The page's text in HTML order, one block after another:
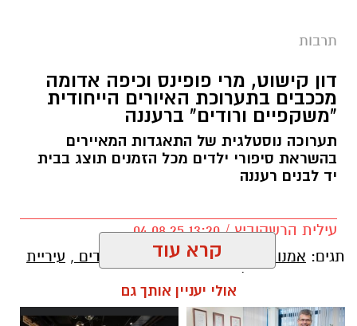
תרבות
דון קישוט, מרי פופינס וכיפה אדומה
מככבים בתערוכת האיורים הייחודית
"משקפיים ורודים" ברעננה
תערוכה נוסטלגית של התאגדות המאיירים
בהשראת סיפורי ילדים מכל הזמנים תוצג בבית
יד לבנים רעננה
עילית הרשקוביץ / 13:20 04.08.25
תגים: אמנות גלריית אמנות סיפורי ילדים , עיריית
בית יד לבנים רעננה
עיריית רעננה, בשיתוף התאגדות המאיירים
קרא עוד
אולי יעניין אותך גם